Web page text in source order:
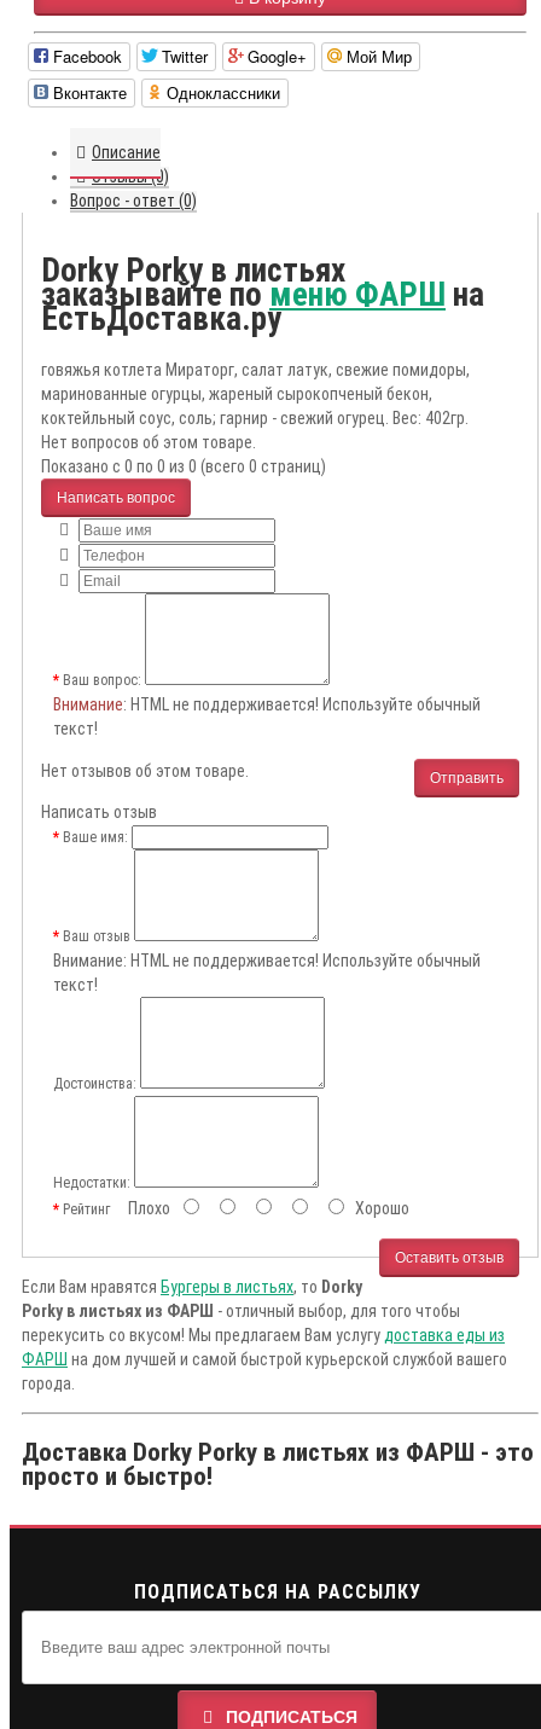
Facebook Twitter Google+
Мой Мир
Вконтакте
Одноклассники
Описание
Отзывы (0)
Вопрос - ответ (0)
Dorky Porky в листьях
заказывайте поменю ФАРШ на
ЕстьДоставка.ру
говяжья котлета Мираторг, салат латук, свежие помидоры,
маринованные огурцы, жареный сырокопченый бекон,
коктейльный соус, соль; гарнир - свежий огурец. Вес: 402гр.
Нет вопросов об этом товаре.
Показано с 0 по 0 из 0 (всего 0 страниц)
Написать вопрос
Ваш вопрос:
Внимание: HTML не поддерживается! Используйте обычный
текст!
Отправить
Нет отзывов об этом товаре.
Написать отзыв
Ваше имя:
Ваш отзыв
Внимание: HTML не поддерживается! Используйте обычный
текст!
Достоинства:
Недостатки:
РейтингПлохо Хорошо
Оставить отзыв
Если Вам нравятся Бургеры в листьях, то Dorky
Porky в листьях из ФАРШ - отличный выбор, для того чтобы
перекусить со вкусом! Мы предлагаем Вам услугу доставка еды из
ФАРШ на дом лучшей и самой быстрой курьерской службой вашего
города.
Доставка Dorky Porky в листьях из ФАРШ - это
просто и быстро!
ПОДПИСАТЬСЯ НА РАССЫЛКУ
ПОДПИСАТЬСЯ